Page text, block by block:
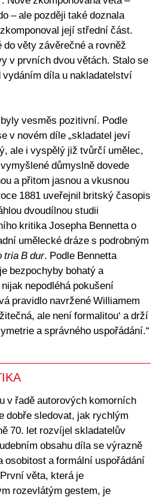
– ale později také doznala
její střední část.
do věty závěrečné a rovněž
v prvních dvou větách. Stalo se
vydáním díla u nakladatelství
vesměs pozitivní. Podle
v novém díle „skladatel jeví
ale i vyspělý již tvůrčí umělec,
důmyslně dovede
a přitom jasnou a vkusnou
1881 uveřejnil britský časopis
dvoudílnou studii
kritika Josepha Bennetta o
umělecké dráze s podrobným
tria B dur. Podle Bennetta
bezpochyby bohatý a
nepodléhá pokušení
pravidlo navržené Williamem
ale není formalitou‘ a drží
a správného uspořádání.“
v řadě autorových komorních
dobře sledovat, jak rychlým
70. let rozvíjel skladatelův
obsahu díla se výrazně
osobitost a formální uspořádání
věta, která je
rozevlátým gestem, je